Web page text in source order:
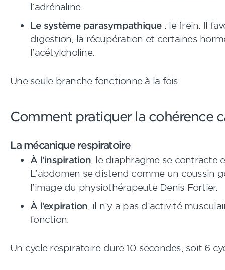
l’adrénaline.
Le système parasympathique: le frein. Il
digestion, la récupération et certaines
l’acétylcholine.
Une seule branche fonctionne à la fois.
Comment pratiquer la cohérence
La mécanique respiratoire
À l’inspiration, le diaphragme se contracte
L’abdomen se distend comme un coussin
l’image du physiothérapeute Denis Fortier.
À l’expiration , il n’y a pas d’activité
fonction.
Un cycle respiratoire dure 10 secondes, soit 6